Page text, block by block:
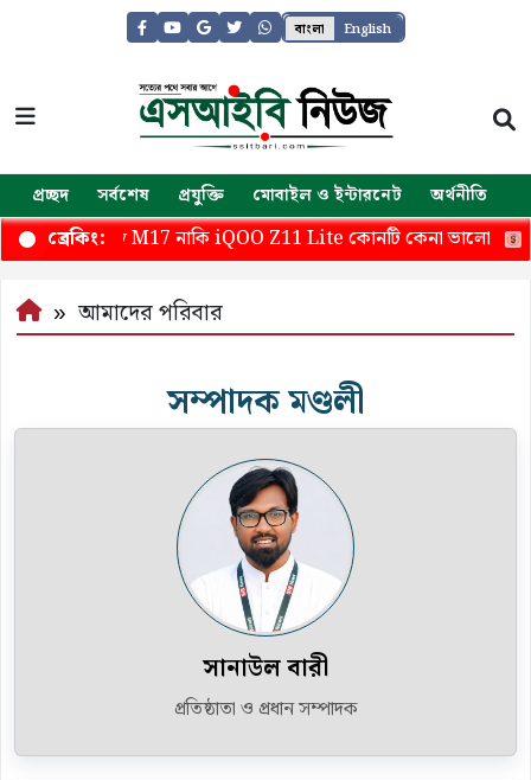
বাংলা English
প্রচ্ছদ সর্বশেষ প্রযুক্তি মোবাইল ও ইন্টারনেট অর্থনীতি
ব্রেকিং:
Galaxy M17 নাকি iQOO Z11 Lite কোনটি কেনা ভালো
আমাদের পরিবার
সম্পাদক মণ্ডলী
সানাউল বারী
প্রতিষ্ঠাতা ও প্রধান সম্পাদক